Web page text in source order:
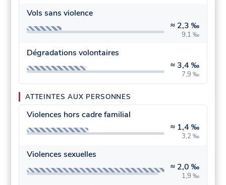
Vols sans violence
≈ 2,3 ‰
9,1 ‰
Dégradations volontaires
≈ 3,4 ‰
7,9 ‰
ATTEINTES AUX PERSONNES
Violences hors cadre familial
≈ 1,4 ‰
3,2 ‰
Violences sexuelles
≈ 2,0 ‰
1,9 ‰